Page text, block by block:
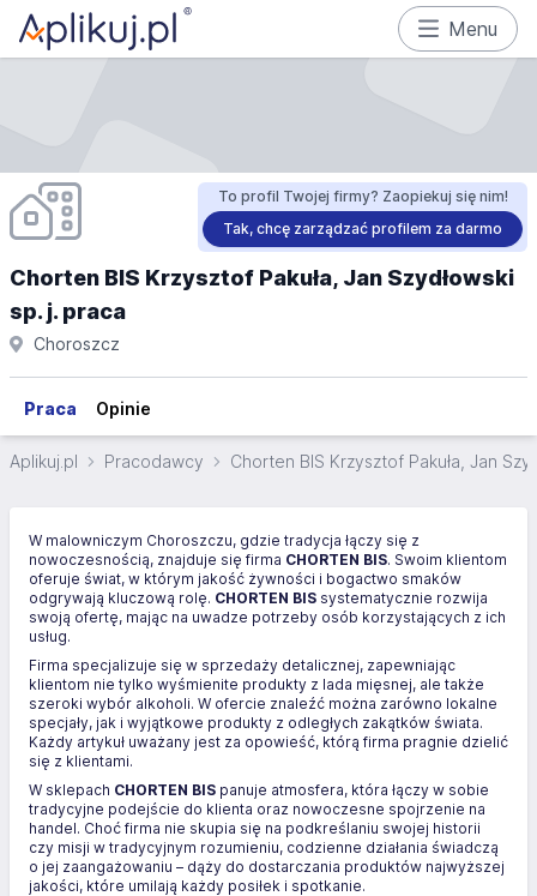
Menu
To profil Twojej firmy? Zaopiekuj się nim!
Tak, chcę zarządzać profilem za darmo
Chorten BIS Krzysztof Pakuła, Jan Szydłowski
sp. j. praca
Choroszcz
Praca Opinie
Aplikuj.pl Pracodawcy Chorten BIS Krzysztof Pakuła, Jan
W malowniczym Choroszczu, gdzie tradycja łączy się z
nowoczesnością, znajduje się firma CHORTEN BIS. Swoim klientom
oferuje świat, w którym jakość żywności i bogactwo smaków
odgrywają kluczową rolę. CHORTEN BIS systematycznie rozwija
swoją ofertę, mając na uwadze potrzeby osób korzystających z ich
usług.
Firma specjalizuje się w sprzedaży detalicznej, zapewniając
klientom nie tylko wyśmienite produkty z lada mięsnej, ale także
szeroki wybór alkoholi. W ofercie znaleźć można zarówno lokalne
specjały, jak i wyjątkowe produkty z odległych zakątków świata.
Każdy artykuł uważany jest za opowieść, którą firma pragnie dzielić
się z klientami.
W sklepach CHORTEN BIS panuje atmosfera, która łączy w sobie
tradycyjne podejście do klienta oraz nowoczesne spojrzenie na
handel. Choć firma nie skupia się na podkreślaniu swojej historii
czy misji w tradycyjnym rozumieniu, codzienne działania świadczą
o jej zaangażowaniu – dąży do dostarczania produktów najwyższej
jakości, które umilają każdy posiłek i spotkanie.